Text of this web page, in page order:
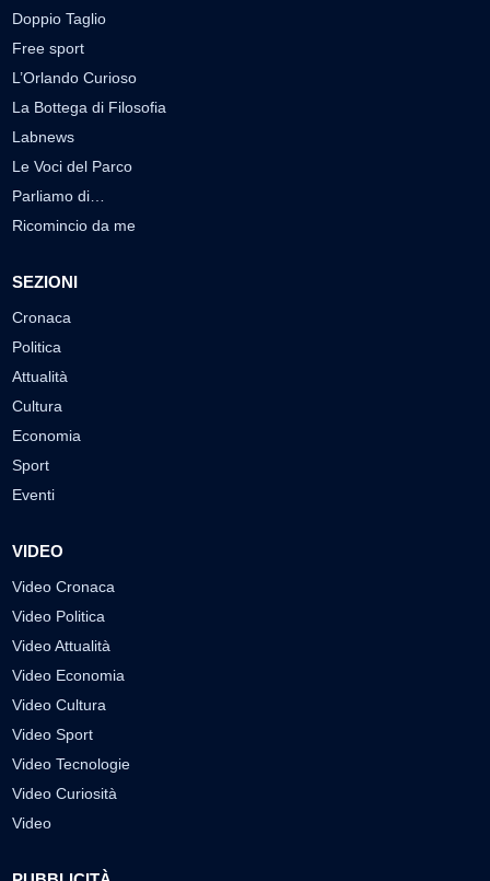
Doppio Taglio
Free sport
L’Orlando Curioso
La Bottega di Filosofia
Labnews
Le Voci del Parco
Parliamo di…
Ricomincio da me
SEZIONI
Cronaca
Politica
Attualità
Cultura
Economia
Sport
Eventi
VIDEO
Video Cronaca
Video Politica
Video Attualità
Video Economia
Video Cultura
Video Sport
Video Tecnologie
Video Curiosità
Video